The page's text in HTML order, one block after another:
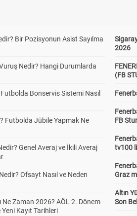
Bir Pozisyonun Asist Sayılma
Nedir? Hangi Durumlarda
Bonservis Sistemi Nasıl
Futbolda Jübile Yapmak Ne
Genel Averaj ve İkili Averaj
Ofsayt Nasıl ve Neden
Ne Zaman 2026? AÖL 2. Dönem
Yeni Kayıt Tarihleri
2026
(FB
FB
tv100
Graz
Altın
Son